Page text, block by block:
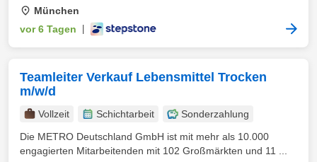
München
vor 6 Tagen
Teamleiter Verkauf Lebensmittel Trocken
m/w/d
Vollzeit Schichtarbeit
Sonderzahlung
Die METRO Deutschland GmbH ist mit mehr als 10.000
engagierten Mitarbeitenden mit 102 Großmärkten und 11 ...